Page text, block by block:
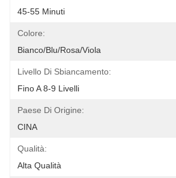
45-55 Minuti
Colore:
Bianco/blu/rosa/viola
Livello Di Sbiancamento:
Fino A 8-9 Livelli
Paese Di Origine:
CINA
Qualità:
Alta Qualità